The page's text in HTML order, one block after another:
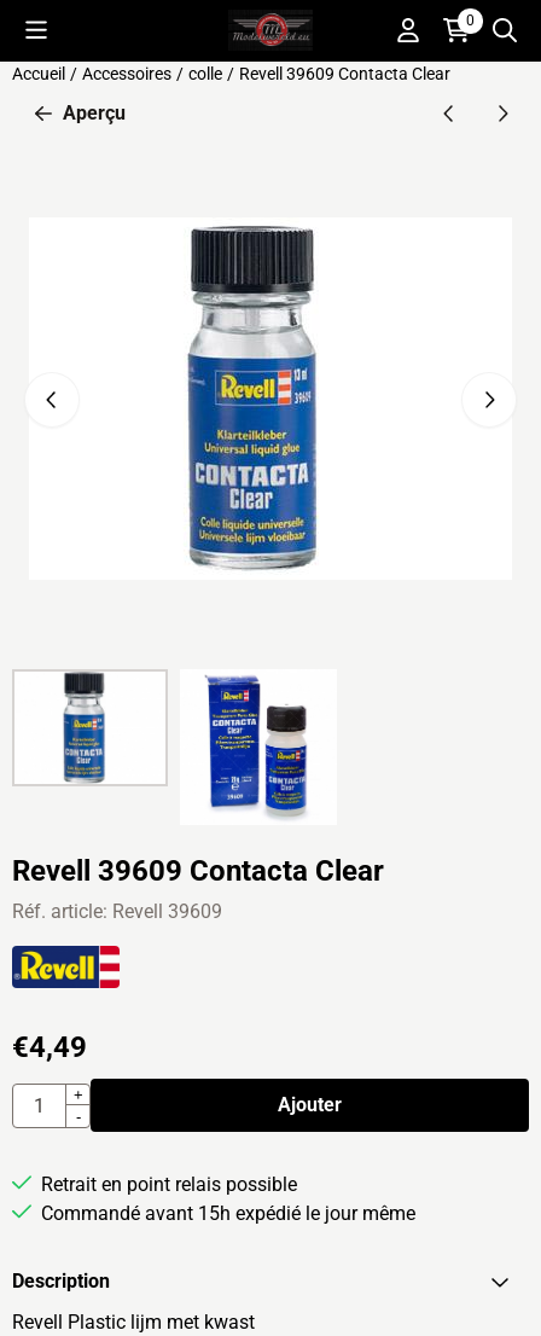
Préférences de cookies disponibles. Choisissez les paramètres
0
Accueil / Accessoires / colle / Revell 39609 Contacta Clear
Aperçu
Revell 39609 Contacta Clear
Réf. article: Revell 39609
€4,49
Quantité
+
-
Ajouter
Retrait en point relais possible
Commandé avant 15h expédié le jour même
Description
Revell Plastic lijm met kwast